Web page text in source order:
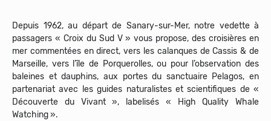
Depuis 1962, au départ de Sanary-sur-Mer, notre vedette à
passagers « Croix du Sud V » vous propose, des croisières en
mer commentées en direct, vers les calanques de Cassis & de
Marseille, vers l’île de Porquerolles, ou pour l’observation des
baleines et dauphins, aux portes du sanctuaire Pelagos, en
partenariat avec les guides naturalistes et scientifiques de «
Découverte du Vivant », labelisés « High Quality Whale
Watching ».